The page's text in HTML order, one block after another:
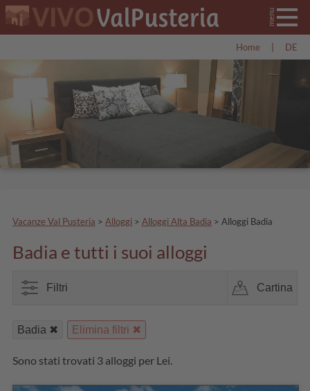
Home DE
Vacanze Val Pusteria > Alloggi > Alloggi Alta Badia > Alloggi Badia
Badia e tutti i suoi alloggi
Filtri Cartina
Badia Elimina filtri
Sono stati trovati 3 alloggi per Lei.